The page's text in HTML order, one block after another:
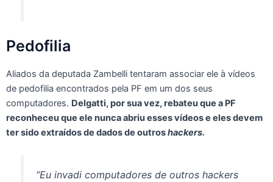
Pedofilia
Aliados da deputada Zambelli tentaram associar ele à vídeos
de pedofilia encontrados pela PF em um dos seus
computadores. Delgatti, por sua vez, rebateu que a PF
reconheceu que ele nunca abriu esses vídeos e eles devem
ter sido extraídos de dados de outroshackers.
“Eu invadi computadores de outroshackers